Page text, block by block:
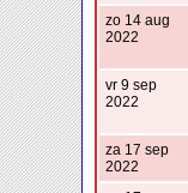
zo 14 aug
2022
vr 9 sep
2022
za 17 sep
2022